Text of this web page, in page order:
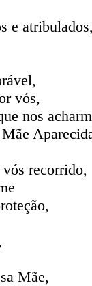
e
vós,
nos
recorrido,
Mãe,